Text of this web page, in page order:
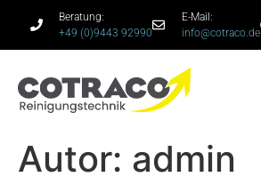
Beratung:
+49 (0)9443 92990
E-Mail:
info@cotraco.de
Autor: admin